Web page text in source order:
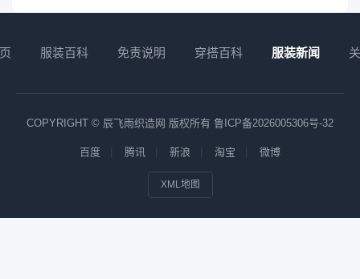
服装百科 免责说明 穿搭百科 服装新闻
COPYRIGHT © 辰飞雨织造网 版权所有 鲁ICP备2026005306号-32
百度 腾讯 新浪 淘宝 微博
XML地图